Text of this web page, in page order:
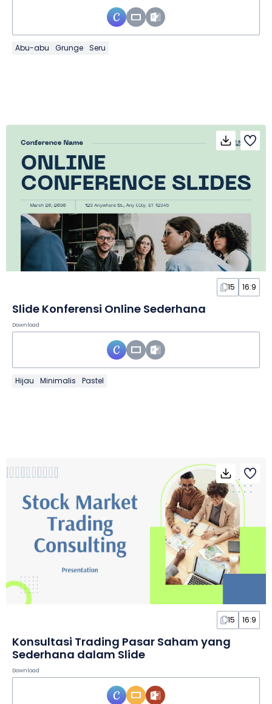
Abu-abu Grunge Seru
15 16:9
Slide Konferensi Online Sederhana
Download
Hijau Minimalis Pastel
15 16:9
Konsultasi Trading Pasar Saham yang
Sederhana dalam Slide
Download